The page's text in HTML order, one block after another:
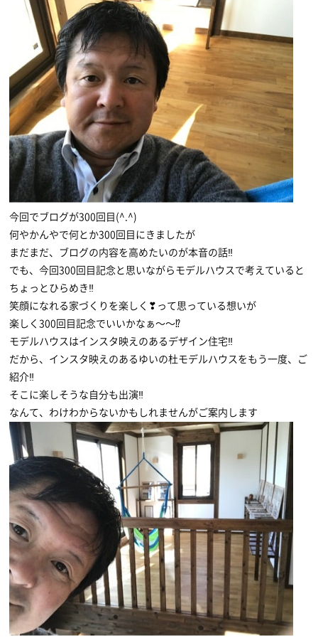
今回でブログが300回目(^.^)
何やかんやで何とか300回目にきましたが
まだまだ、ブログの内容を高めたいのが本音の話‼
でも、今回300回目記念と思いながらモデルハウスで考えていると
ちょっとひらめき‼
笑顔になれる家づくりを楽しく❣って思っている想いが
楽しく300回目記念でいいかなぁ〜〜⁉
モデルハウスはインスタ映えのあるデザイン住宅‼
だから、インスタ映えのあるゆいの杜モデルハウスをもう一度、ご
紹介‼
そこに楽しそうな自分も出演‼
なんて、わけわからないかもしれませんがご案内します